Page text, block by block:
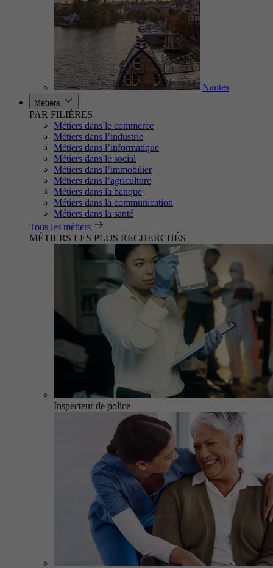
Nantes
Métiers
PAR FILIÈRES
Métiers dans le commerce
Métiers dans l’industrie
Métiers dans l’informatique
Métiers dans le social
Métiers dans l’immobilier
Métiers dans l’agriculture
Métiers dans la banque
Métiers dans la communication
Métiers dans la santé
Tous les métiers
MÉTIERS LES PLUS RECHERCHÉS
Inspecteur de police